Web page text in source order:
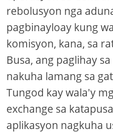
rebolusyon nga
pagbinayloay kung
komisyon, kana, sa
Busa, ang paglihay
nakuha lamang sa
Tungod kay wala'y
exchange sa
aplikasyon nagkuha